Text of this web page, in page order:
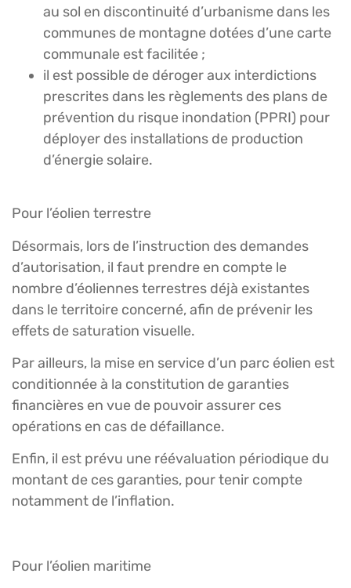
au sol en discontinuité d’urbanisme dans les
communes de montagne dotées d’une carte
communale est facilitée ;
il est possible de déroger aux interdictions
prescrites dans les règlements des plans de
prévention du risque inondation (PPRI) pour
déployer des installations de production
d’énergie solaire.
Pour l’éolien terrestre
Désormais, lors de l’instruction des demandes
d’autorisation, il faut prendre en compte le
nombre d’éoliennes terrestres déjà existantes
dans le territoire concerné, afin de prévenir les
effets de saturation visuelle.
Par ailleurs, la mise en service d’un parc éolien est
conditionnée à la constitution de garanties
financières en vue de pouvoir assurer ces
opérations en cas de défaillance.
Enfin, il est prévu une réévaluation périodique du
montant de ces garanties, pour tenir compte
notamment de l’inflation.
Pour l’éolien maritime